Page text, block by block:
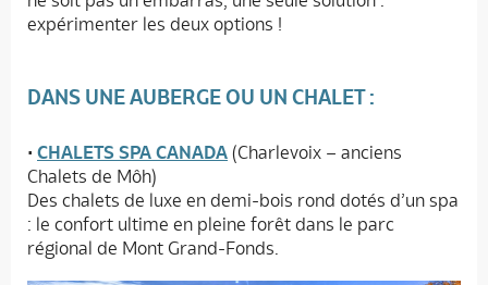
expérimenter les deux options !
DANS UNE AUBERGE OU UN CHALET :
• CHALETS SPA CANADA (Charlevoix – anciens
Chalets de Môh)
Des chalets de luxe en demi-bois rond dotés d’un spa
: le confort ultime en pleine forêt dans le parc
régional de Mont Grand-Fonds.